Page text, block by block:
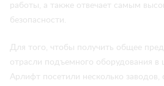
работы, а также отвечает самым
безопасности.
Для того, чтобы получить общее
отрасли подъемного оборудования в
Арлифт посетили несколько заводов,